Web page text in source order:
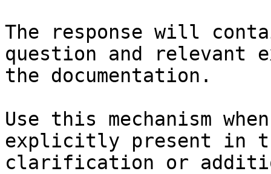
The response will
question and relevant
the documentation.
Use this mechanism
explicitly present in
clarification or